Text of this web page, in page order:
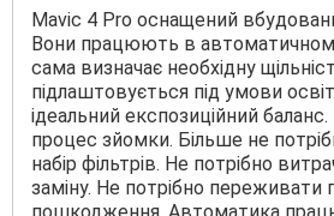
Mavic 4 Pro оснащений
Вони працюють в
сама визначає необхідну
підлаштовується під умови
ідеальний експозиційний
процес зйомки. Більше не
набір фільтрів. Не потрібно
заміну. Не потрібно переживати